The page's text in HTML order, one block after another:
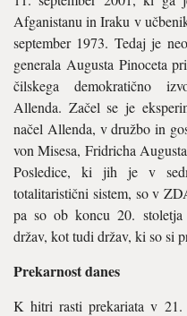
Afganistanu in Iraku v
september 1973. Tedaj je
generala Augusta Pinoceta
čilskega demokratično
Allenda. Začel se je
načel Allenda, v družbo in
von Misesa, Fridricha
Posledice, ki jih je v
totalitaristični sistem, so v
pa so ob koncu 20.
držav, kot tudi držav, ki so si
Prekarnost danes
K hitri rasti prekariata v 21.